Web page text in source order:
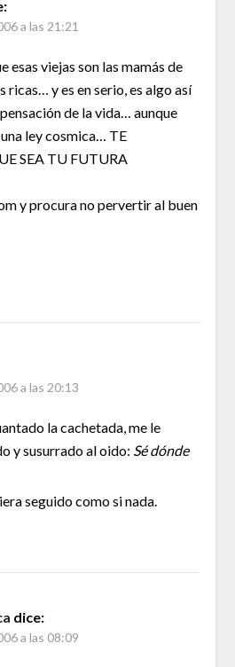
a las 21:21
esas viejas son las mamás de
ricas… y es en serio, es algo así
de la vida… aunque
ley cosmica… TE
SEA TU FUTURA
y procura no pervertir al buen
a las 20:13
la cachetada, me le
y susurrado al oido: Sé dónde
seguido como si nada.
dice:
a las 08:09